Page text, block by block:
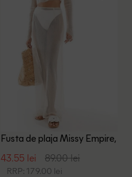
Fusta de plaja Missy Empire,
43.55 lei 89.00 lei
RRP: 179.00 lei